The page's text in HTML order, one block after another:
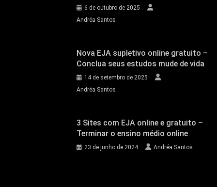
6 de outubro de 2025
Andréa Santos
Nova EJA supletivo online gratuito –
Conclua seus estudos mude de vida
14 de setembro de 2025
Andréa Santos
3 Sites com EJA online e gratuito –
Terminar o ensino médio online
23 de junho de 2024 Andréa Santos